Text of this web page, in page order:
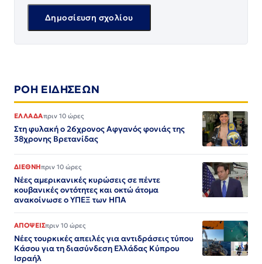
ΡΟΗ ΕΙΔΗΣΕΩΝ
ΕΛΛΑΔΑπριν 10 ώρες
Στη φυλακή ο 26χρονος Αφγανός φονιάς της
38χρονης Βρετανίδας
ΔΙΕΘΝΗπριν 10 ώρες
Νέες αμερικανικές κυρώσεις σε πέντε
κουβανικές οντότητες και οκτώ άτομα
ανακοίνωσε ο ΥΠΕΞ των ΗΠΑ
ΑΠΟΨΕΙΣπριν 10 ώρες
Νέες τουρκικές απειλές για αντιδράσεις τύπου
Κάσου για τη διασύνδεση Ελλάδας Κύπρου
Ισραήλ